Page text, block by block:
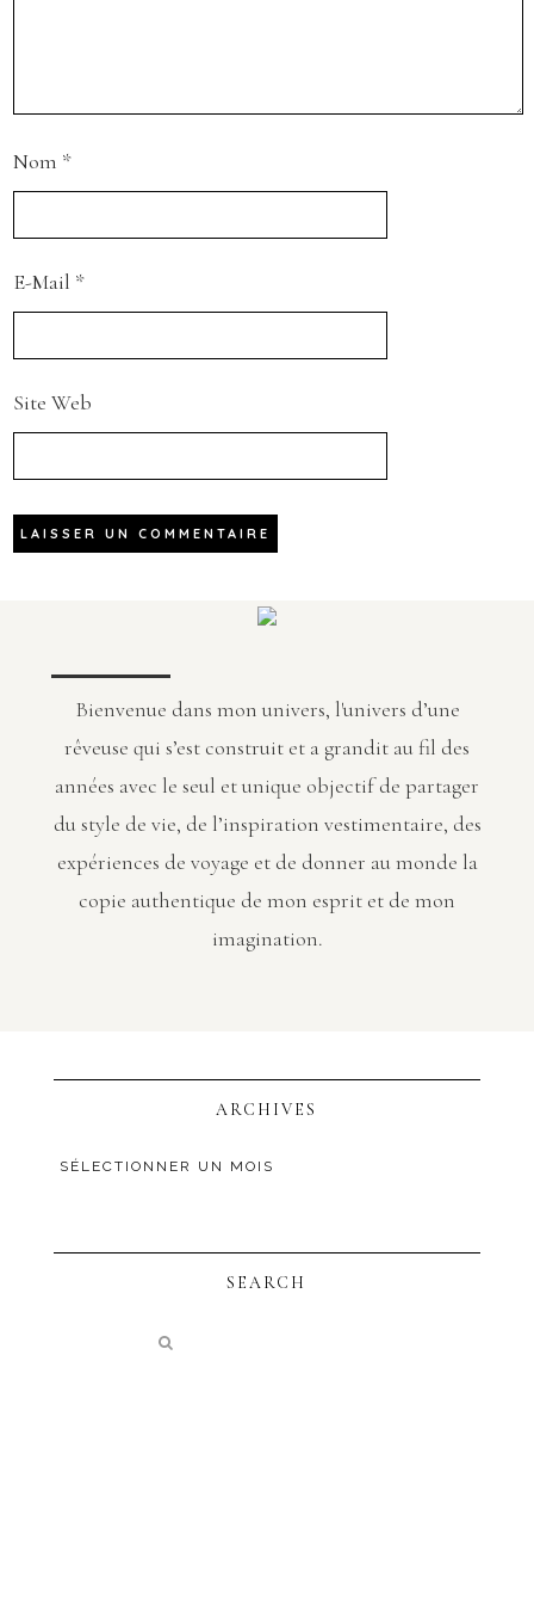
Nom *
E-Mail *
Site Web
Bienvenue dans mon univers, l'univers d’une
rêveuse qui s’est construit et a grandit au fil des
années avec le seul et unique objectif de partager
du style de vie, de l’inspiration vestimentaire, des
expériences de voyage et de donner au monde la
copie authentique de mon esprit et de mon
imagination.
ARCHIVES
SEARCH